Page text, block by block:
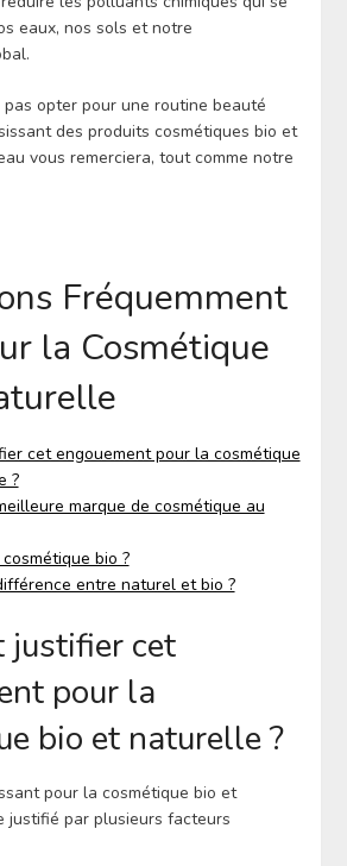
eaux, nos sols et notre
opter pour une routine beauté
des produits cosmétiques bio et
vous remerciera, tout comme notre
Fréquemment
la Cosmétique
cet engouement pour la cosmétique
?
marque de cosmétique au
bio ?
entre naturel et bio ?
justifier cet
pour la
bio et naturelle ?
pour la cosmétique bio et
justifié par plusieurs facteurs